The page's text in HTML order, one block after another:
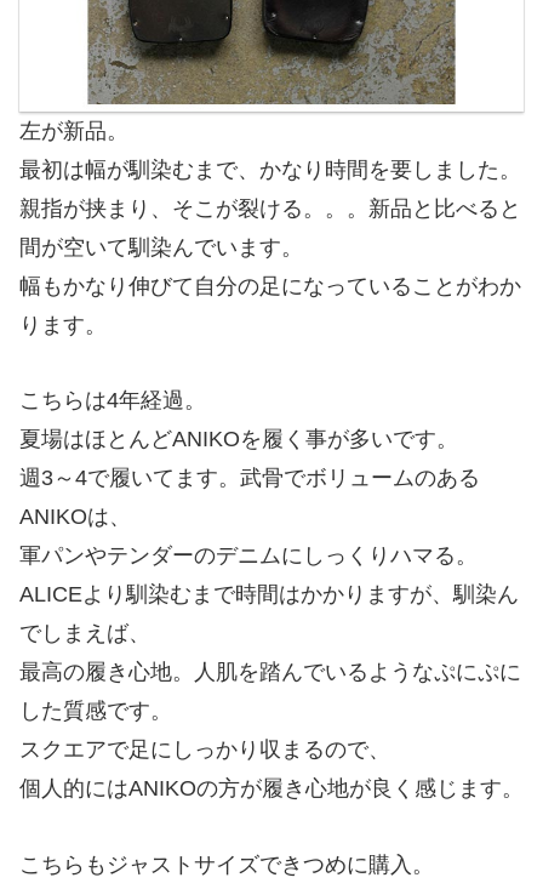
左が新品。
最初は幅が馴染むまで、かなり時間を要しました。
親指が挟まり、そこが裂ける。。。新品と比べると
間が空いて馴染んでいます。
幅もかなり伸びて自分の足になっていることがわか
ります。
こちらは4年経過。
夏場はほとんどANIKOを履く事が多いです。
週3～4で履いてます。武骨でボリュームのある
ANIKOは、
軍パンやテンダーのデニムにしっくりハマる。
ALICEより馴染むまで時間はかかりますが、馴染ん
でしまえば、
最高の履き心地。人肌を踏んでいるようなぷにぷに
した質感です。
スクエアで足にしっかり収まるので、
個人的にはANIKOの方が履き心地が良く感じます。
こちらもジャストサイズできつめに購入。